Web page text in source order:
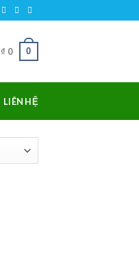
₫ 0 0
LIÊN HỆ